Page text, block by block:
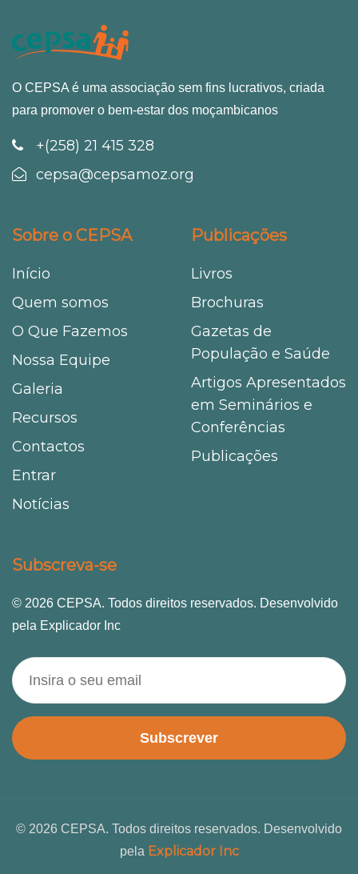
O CEPSA é uma associação sem fins lucrativos, criada
para promover o bem-estar dos moçambicanos
+(258) 21 415 328
cepsa@cepsamoz.org
Sobre o CEPSA
Início
Quem somos
O Que Fazemos
Nossa Equipe
Galeria
Recursos
Contactos
Entrar
Notícias
Publicações
Livros
Brochuras
Gazetas de
População e Saúde
Artigos Apresentados
em Seminários e
Conferências
Publicações
Subscreva-se
© 2026 CEPSA. Todos direitos reservados. Desenvolvido
pela Explicador Inc
Subscrever
© 2026 CEPSA. Todos direitos reservados. Desenvolvido
pela Explicador Inc